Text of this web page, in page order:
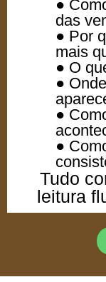
●
das
● Por
mais
● O
●
●
●
Tudo
leitura